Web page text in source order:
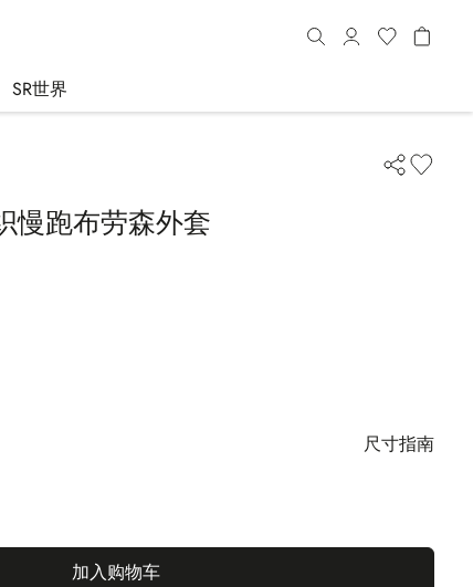
SR世界
慢跑布劳森外套
尺寸指南
加入购物车